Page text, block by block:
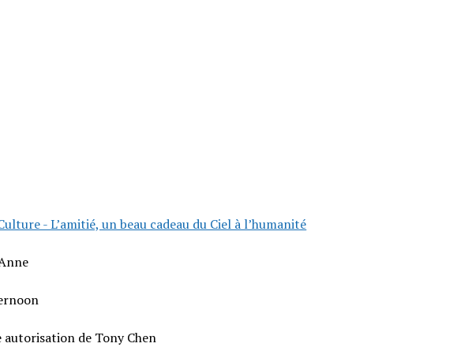
- L’amitié, un beau cadeau du Ciel à l’humanité
autorisation de Tony Chen